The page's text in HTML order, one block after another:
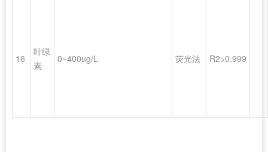
16
叶绿
素
0~400ug/L 荧光法 R2>0.999